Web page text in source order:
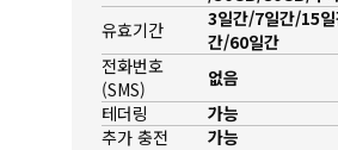
유효기간
3일간/7일간/15
간/60일간
전화번호
(SMS)
없음
테더링
가능
추가 충전
가능